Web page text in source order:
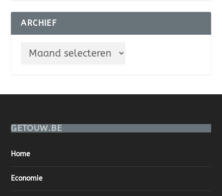
ARCHIEF
GETOUW.BE
Home
Economie